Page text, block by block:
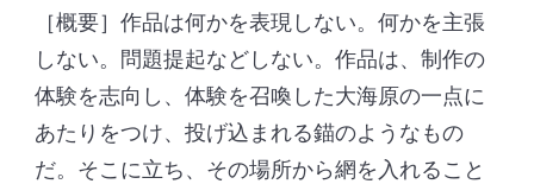
［概要］作品は何かを表現しない。何かを主張
しない。問題提起などしない。作品は、制作の
体験を志向し、体験を召喚した大海原の一点に
あたりをつけ、投げ込まれる錨のようなもの
だ。そこに立ち、その場所から網を入れること